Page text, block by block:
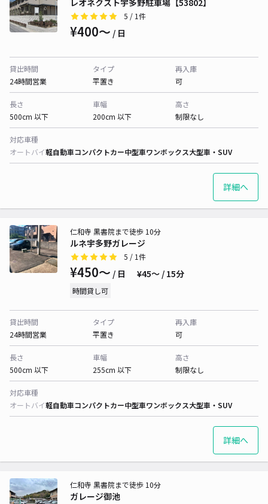
レオネクスト宇多野駐車場【53802】
5 / 1件
¥400〜 / 日
貸出時間
24時間営業
タイプ
平置き
再入庫
可
長さ
500cm 以下
車幅
200cm 以下
高さ
制限なし
対応車種
オートバイ軽自動車コンパクトカー中型車ワンボックス大型車・SUV
詳細へ
ルネ宇多野ガレージ
仁和寺 黒書院まで徒歩 10分
5 / 1件
¥450〜 / 日 ¥45〜 / 15分
時間貸し可
貸出時間
24時間営業
タイプ
平置き
再入庫
可
長さ
500cm 以下
車幅
255cm 以下
高さ
制限なし
対応車種
オートバイ軽自動車コンパクトカー中型車ワンボックス大型車・SUV
詳細へ
ガレージ御池
仁和寺 黒書院まで徒歩 10分